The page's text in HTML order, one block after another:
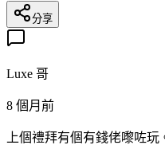
分享
Luxe 哥
8 個月前
上個禮拜有個有錢佬嚟咗